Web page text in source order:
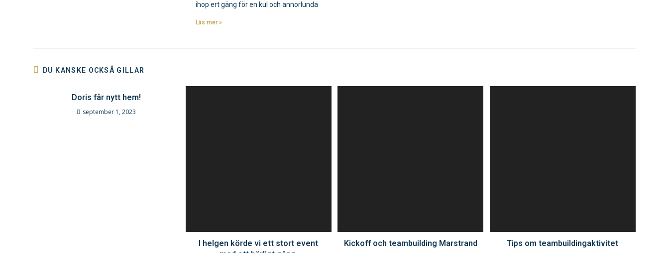
ihop ert gäng för en kul och annorlunda
Läs mer »
DU KANSKE OCKSÅ GILLAR
Doris får nytt hem!
september 1, 2023
I helgen körde vi ett stort event
Kickoff och teambuilding Marstrand Tips om teambuildingaktivitet